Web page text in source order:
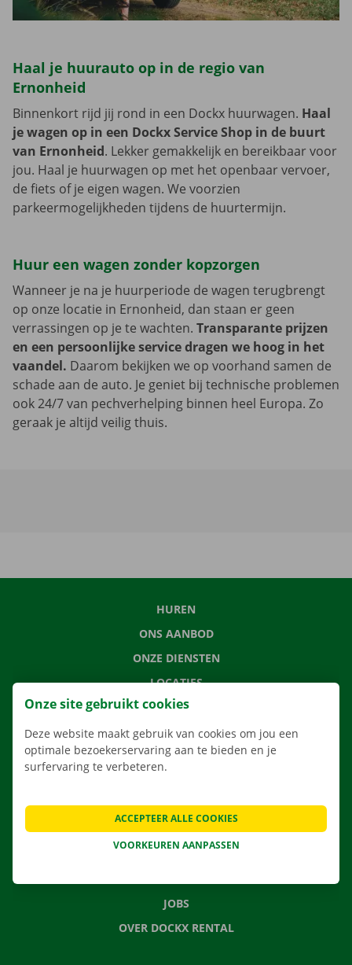
Haal je huurauto op in de regio van
Ernonheid
Binnenkort rijd jij rond in een Dockx huurwagen. Haal
je wagen op in een Dockx Service Shop in de buurt
van Ernonheid. Lekker gemakkelijk en bereikbaar voor
jou. Haal je huurwagen op met het openbaar vervoer,
de fiets of je eigen wagen. We voorzien
parkeermogelijkheden tijdens de huurtermijn.
Huur een wagen zonder kopzorgen
Wanneer je na je huurperiode de wagen terugbrengt
op onze locatie in Ernonheid, dan staan er geen
verrassingen op je te wachten. Transparante prijzen
en een persoonlijke service dragen we hoog in het
vaandel. Daarom bekijken we op voorhand samen de
schade aan de auto. Je geniet bij technische problemen
ook 24/7 van pechverhelping binnen heel Europa. Zo
geraak je altijd veilig thuis.
HUREN
ONS AANBOD
ONZE DIENSTEN
LOCATIES
APP
VERHUISOPLOSSINGEN
CONTACTEER ONS
VEELGESTELDE VRAGEN
JOBS
OVER DOCKX RENTAL
Onze site gebruikt cookies
Deze website maakt gebruik van cookies om jou een
optimale bezoekerservaring aan te bieden en je
surfervaring te verbeteren.
VOORKEUREN AANPASSEN
ACCEPTEER ALLE COOKIES